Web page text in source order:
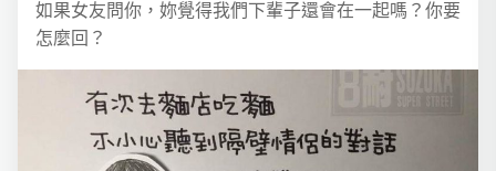
如果女友問你，妳覺得我們下輩子還會在一起嗎？你要
怎麼回？